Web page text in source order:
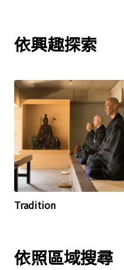
依興趣探索
Tradition
依照區域搜尋